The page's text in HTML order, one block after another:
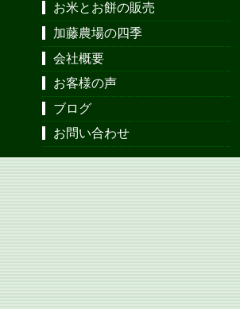
お米とお餅の販売
加藤農場の四季
会社概要
お客様の声
ブログ
お問い合わせ